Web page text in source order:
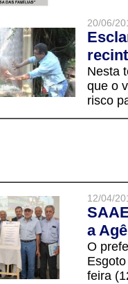
20/06/
Nesta
que o
risco
12/04/
a
O
feira